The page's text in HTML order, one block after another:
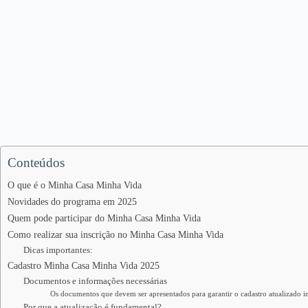
Conteúdos
O que é o Minha Casa Minha Vida
Novidades do programa em 2025
Quem pode participar do Minha Casa Minha Vida
Como realizar sua inscrição no Minha Casa Minha Vida
Dicas importantes:
Cadastro Minha Casa Minha Vida 2025
Documentos e informações necessárias
Os documentos que devem ser apresentados para garantir o cadastro atualizado